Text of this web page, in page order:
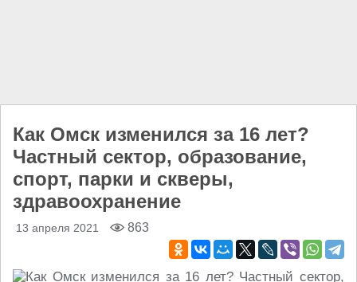
Как Омск изменился за 16 лет?
Частный сектор, образование,
спорт, парки и скверы,
здравоохранение
13 апреля 2021 863